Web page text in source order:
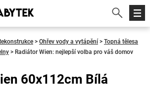
> Ohřev vody a vytápění > Topná tělesa
> Radiátor Wien: nejlepší volba pro váš domov
60x112cm Bílá